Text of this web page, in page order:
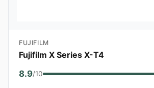
FUJIFILM
Fujifilm X Series X-T4
8.9/10